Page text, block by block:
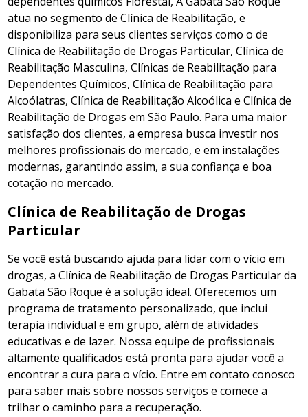
atua no segmento de Clínica de Reabilitação, e
disponibiliza para seus clientes serviços como o de
Clínica de Reabilitação de Drogas Particular, Clínica de
Reabilitação Masculina, Clínicas de Reabilitação para
Dependentes Químicos, Clínica de Reabilitação para
Alcoólatras, Clínica de Reabilitação Alcoólica e Clínica de
Reabilitação de Drogas em São Paulo. Para uma maior
satisfação dos clientes, a empresa busca investir nos
melhores profissionais do mercado, e em instalações
modernas, garantindo assim, a sua confiança e boa
cotação no mercado.
Clínica de Reabilitação de Drogas
Particular
Se você está buscando ajuda para lidar com o vício em
drogas, a Clínica de Reabilitação de Drogas Particular da
Gabata São Roque é a solução ideal. Oferecemos um
programa de tratamento personalizado, que inclui
terapia individual e em grupo, além de atividades
educativas e de lazer. Nossa equipe de profissionais
altamente qualificados está pronta para ajudar você a
encontrar a cura para o vício. Entre em contato conosco
para saber mais sobre nossos serviços e comece a
trilhar o caminho para a recuperação.